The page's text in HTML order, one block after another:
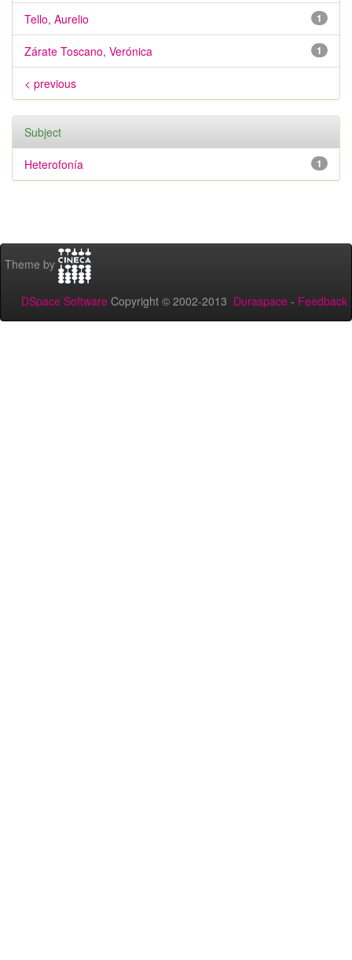
1
Tello, Aurelio
1
Zárate Toscano, Verónica
< previous
Subject
1
Heterofonía
Theme by
DSpace Software Copyright © 2002-2013 Duraspace - Feedback